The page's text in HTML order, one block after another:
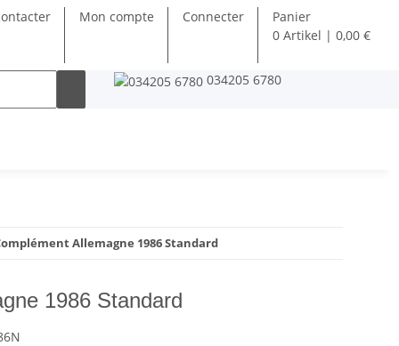
Mon compte Connecter
Panier
0 Artikel | 0,00 €
034205 6780
Allemagne 1986 Standard
1986 Standard